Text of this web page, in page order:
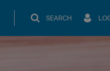
SEARCH